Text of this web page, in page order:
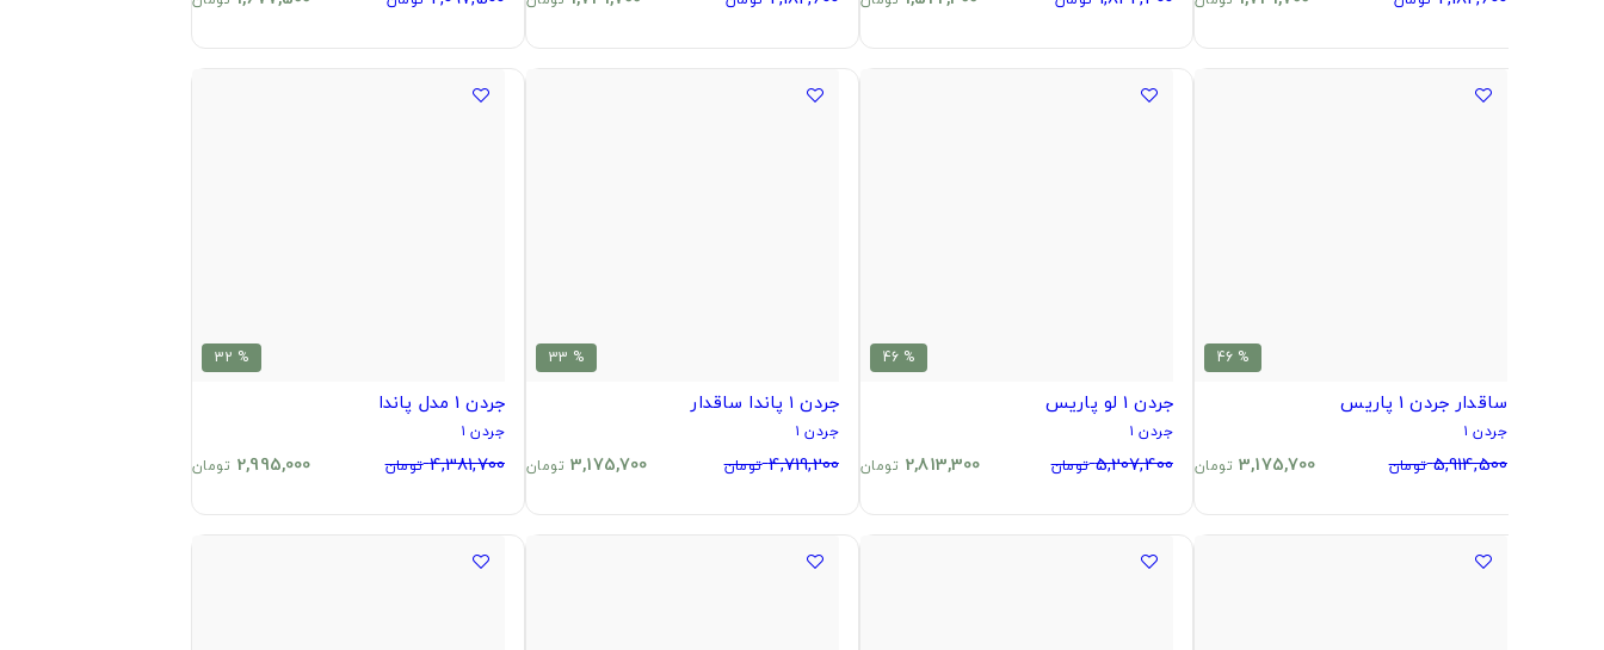
% 46
ساقدار جردن 1 پاریس
جردن ۱
5,914,500 تومان 3,175,700 تومان
% 46
جردن 1 لو پاریس
جردن ۱
5,207,400 تومان 2,813,300 تومان
% 33
جردن ۱ پاندا ساقدار
جردن ۱
4,719,200 تومان 3,175,700 تومان
% 32
جردن 1 مدل پاندا
جردن ۱
4,381,700 تومان 2,995,000 تومان